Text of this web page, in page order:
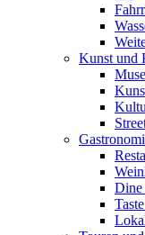
Kunst und
Dine